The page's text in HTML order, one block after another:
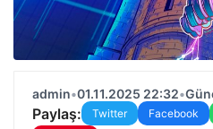
admin•01.11.2025 22:32•
Paylaş: Twitter Facebook